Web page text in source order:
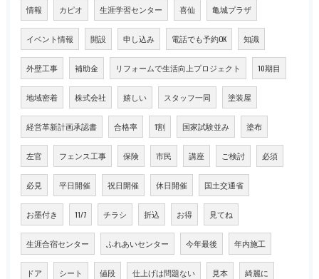
情報 カピオ 生涯学習センター 喜仙 亀城プラザ
イベント情報 開設 申し込み 電話でも予約OK 知識
外壁工事 補助金 リフォームで生活向上プロジェクト 10期目
地域密着 株式会社 嬉しい スタッフ一同 塗装屋
経営革新計画承認書 合格率 1割 国家試験並み 塗布
左官 フェンス工事 保険 市民 講座 ご検討 必須
必見 平日開催 祝日開催 休日開催 国土交通省
お墨付き 11/7 チラシ 折込 お得 見てね
生涯合宿センター ふれあいセンター 今年最後 年内施工
ドア シート 値段 仕上げは問題ない 見本 綺麗に